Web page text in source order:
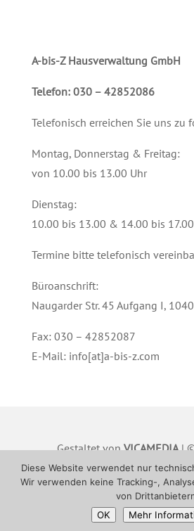
A-bis-Z Hausverwaltung GmbH
Telefon: 030 – 42852086
Telefonisch erreichen Sie uns zu
Montag, Donnerstag & Freitag:
von 10.00 bis 13.00 Uhr
Dienstag:
10.00 bis 13.00 & 14.00 bis
Termine bitte telefonisch
Büroanschrift:
Naugarder Str. 45 Aufgang I,
Fax: 030 – 42852087
E-Mail: info[at]a-bis-z.com
Gestaltet vonVICAMEDIA|
Hausverwaltung GmbH |
DATENSCHUTZ
Diese Website verwendet nur
Wir verwenden keine Tracking-,
von
OK
Mehr